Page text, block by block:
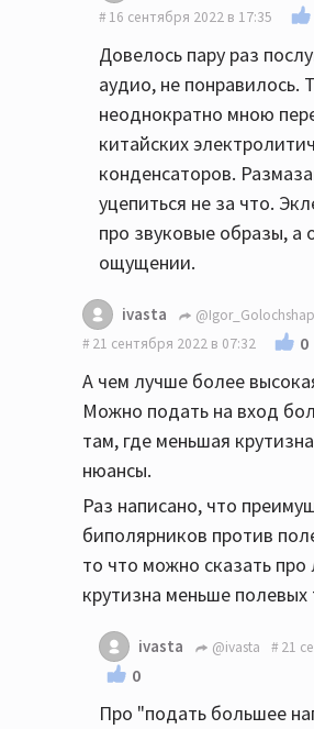
16 сентября 2022 в 17:35
Довелось пару раз
аудио, не понравилось.
неоднократно мною
китайских
конденсаторов.
уцепиться не за что.
про звуковые образы, а
ощущении.
ivasta
21 сентября 2022 в 07:32
0
А чем лучше более
Можно подать на вход
там, где меньшая
нюансы.
Раз написано, что
биполярников против
то что можно сказать про
крутизна меньше полевых
ivasta @ivasta 21
0
Про "подать большее